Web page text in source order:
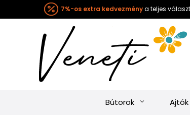
7%-os extra kedvezménya teljes
Bútorok Ajtók